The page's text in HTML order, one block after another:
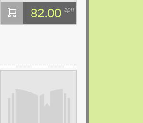
82.00 грн